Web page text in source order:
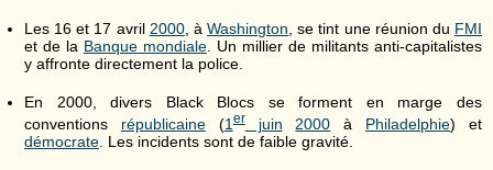
Les 16 et 17 avril 2000, àWashington , se tint une réunion du FMI
et de la Banque mondiale . Un millier de militants anti-capitalistes
y affronte directement la police.
En 2000, divers Black Blocs se forment en marge des
conventions républicaine(1erjuin 2000 à Philadelphie) et
démocrate . Les incidents sont de faible gravité.